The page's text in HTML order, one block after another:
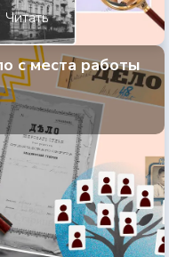
с места работы
Читать